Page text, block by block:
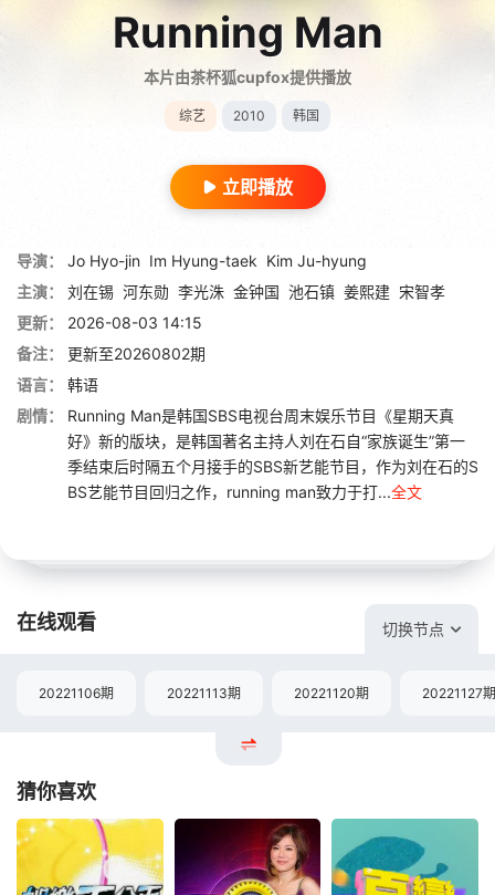
Running Man
本片由茶杯狐cupfox提供播放
综艺 2010 韩国
立即播放
导演： Jo Hyo-jin Im Hyung-taek Kim Ju-hyung
主演：
刘在锡 河东勋 李光洙 金钟国 池石镇 姜熙建 宋智孝
更新：
2026-08-03 14:15
备注：
更新至20260802期
语言：
韩语
剧情：
Running Man是韩国SBS电视台周末娱乐节目《星期天真
好》新的版块，是韩国著名主持人刘在石自“家族诞生”第一
季结束后时隔五个月接手的SBS新艺能节目，作为刘在石的S
BS艺能节目回归之作，running man致力于打...全文
在线观看 切换节点
20221106期 20221113期 20221120期 20221127期
猜你喜欢